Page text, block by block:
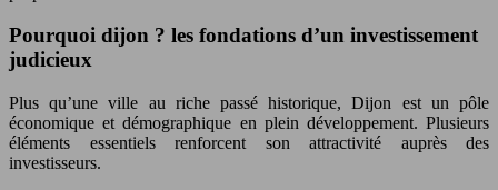
Pourquoi dijon ? les fondations d’un investissement
judicieux
Plus qu’une ville au riche passé historique, Dijon est un pôle
économique et démographique en plein développement. Plusieurs
éléments essentiels renforcent son attractivité auprès des
investisseurs.